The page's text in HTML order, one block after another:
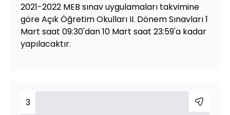
2021-2022 MEB sınav uygulamaları takvimine
göre Açık Öğretim Okulları II. Dönem Sınavları 1
Mart saat 09:30'dan 10 Mart saat 23:59'a kadar
yapılacaktır.
3